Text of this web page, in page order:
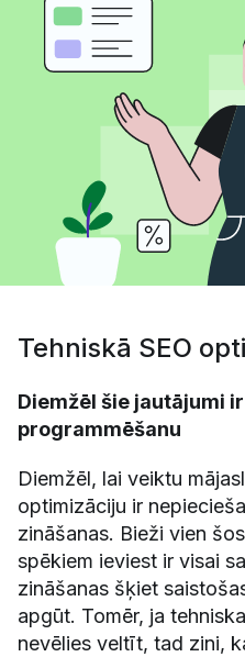
Tehniskā SEO
Diemžēl šie jautājumi
programmēšanu
Diemžēl, lai veiktu
optimizāciju ir
zināšanas. Bieži vien
spēkiem ieviest ir visai
zināšanas šķiet
apgūt. Tomēr, ja
nevēlies veltīt, tad zini,